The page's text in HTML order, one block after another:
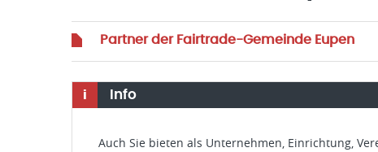
Partner der Fairtrade-Gemeinde Eupen
i Info
Auch Sie bieten als Unternehmen, Einrichtung,